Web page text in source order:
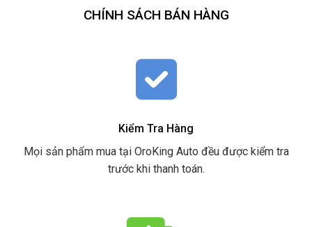
CHÍNH SÁCH BÁN HÀNG
Kiểm Tra Hàng
Mọi sản phẩm mua tại OroKing Auto đều được kiểm tra
trước khi thanh toán.